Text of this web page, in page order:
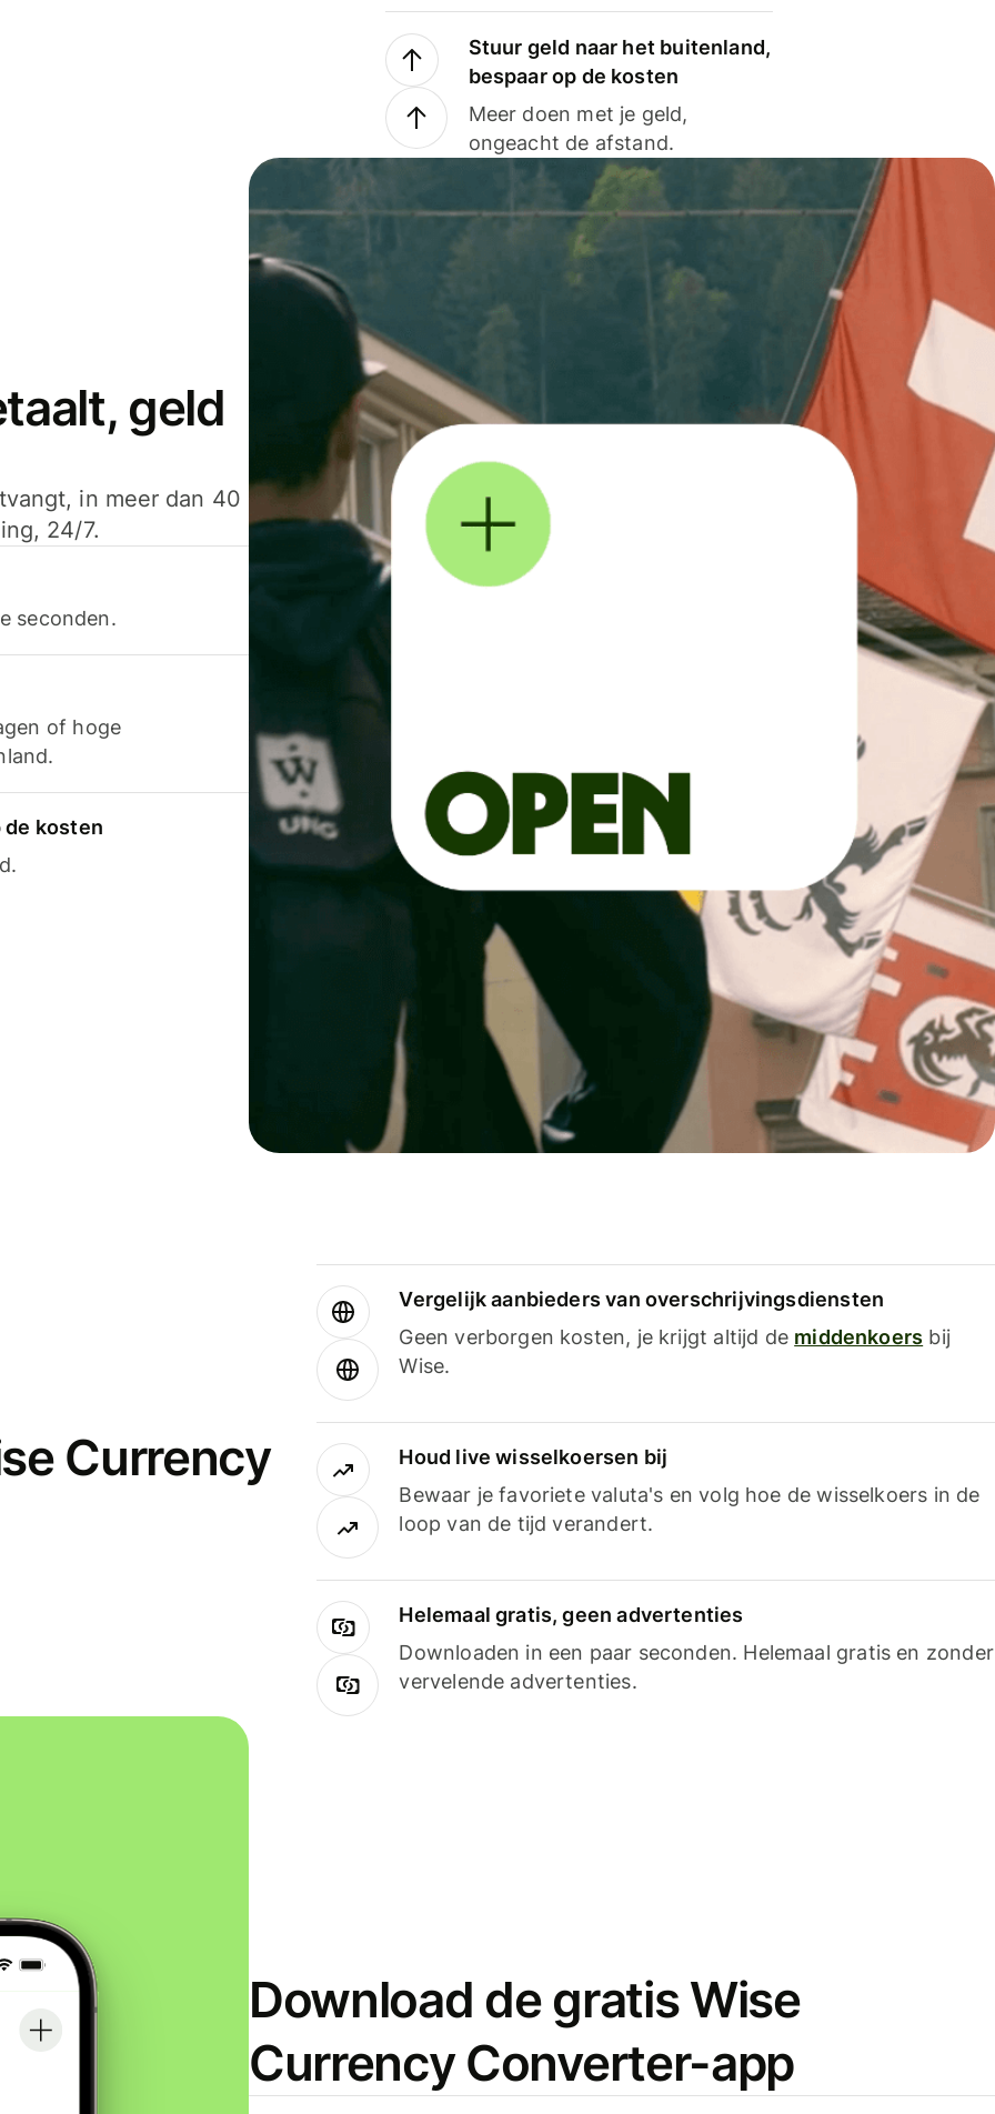
Stuur geld naar het buitenland,
bespaar op de kosten
Meer doen met je geld,
ongeacht de afstand.
geld
in meer dan 40
24/7.
seconden.
of hoge
de kosten
Currency
Vergelijk aanbieders van overschrijvingsdiensten
Geen verborgen kosten, je krijgt altijd de middenkoers bij
Wise.
Houd live wisselkoersen bij
Bewaar je favoriete valuta's en volg hoe de wisselkoers in de
loop van de tijd verandert.
Helemaal gratis, geen advertenties
Downloaden in een paar seconden. Helemaal gratis en zonder
vervelende advertenties.
Download de gratis Wise
Currency Converter-app